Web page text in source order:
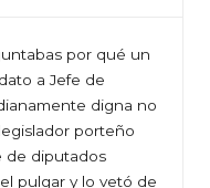
por qué un
a Jefe de
digna no
porteño
de diputados
pulgar y lo vetó de